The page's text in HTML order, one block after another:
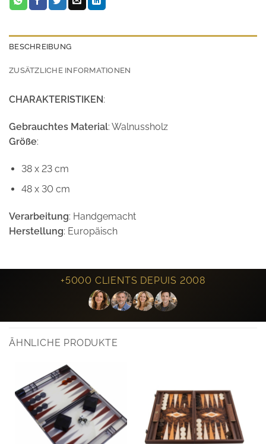
BESCHREIBUNG
ZUSÄTZLICHE INFORMATIONEN
CHARAKTERISTIKEN:
Gebrauchtes Material: Walnussholz
Größe:
38 x 23 cm
48 x 30 cm
Verarbeitung: Handgemacht
Herstellung: Europäisch
+5000 CLIENTS DEPUIS 2008
ÄHNLICHE PRODUKTE